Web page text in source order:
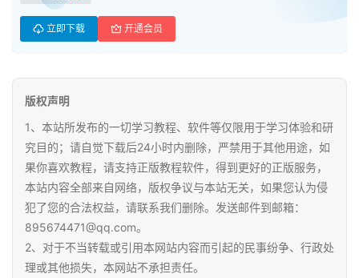
婴
教
程
资
源
初
立即下载 开通会员
版权声明
1、本站所发布的一切学习教程、软件等仅限用于学习体验和研
究目的；请自觉下载后24小时内删除，严禁用于其他用途，如
果你喜欢教程，请支持正版教程软件，得到更好的正版服务，
本站内容全部来自网络，版权争议与本站无关，如果您认为侵
犯了您的合法权益，请联系我们删除。发送邮件到邮箱：
895674471@qq.com。
2、对于不当转载或引用本网站内容而引起的民事纷争、行政处
理或其他损失，本网站不承担责任。